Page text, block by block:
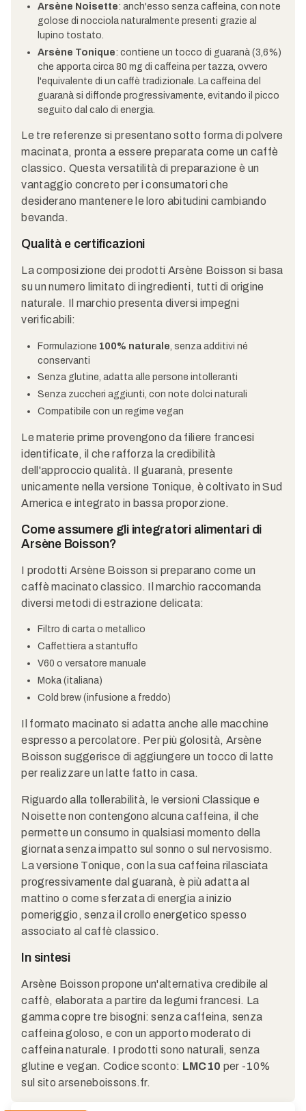
Arsène Noisette: anch'esso senza caffeina, con note
golose di nocciola naturalmente presenti grazie al
lupino tostato.
Arsène Tonique: contiene un tocco di guaranà (3,6%)
che apporta circa 80 mg di caffeina per tazza, ovvero
l'equivalente di un caffè tradizionale. La caffeina del
guaranà si diffonde progressivamente, evitando il picco
seguito dal calo di energia.
Le tre referenze si presentano sotto forma di polvere
macinata, pronta a essere preparata come un caffè
classico. Questa versatilità di preparazione è un
vantaggio concreto per i consumatori che
desiderano mantenere le loro abitudini cambiando
bevanda.
Qualità e certificazioni
La composizione dei prodotti Arsène Boisson si basa
su un numero limitato di ingredienti, tutti di origine
naturale. Il marchio presenta diversi impegni
verificabili:
Formulazione 100% naturale , senza additivi né
conservanti
Senza glutine, adatta alle persone intolleranti
Senza zuccheri aggiunti, con note dolci naturali
Compatibile con un regime vegan
Le materie prime provengono da filiere francesi
identificate, il che rafforza la credibilità
dell'approccio qualità. Il guaranà, presente
unicamente nella versione Tonique, è coltivato in Sud
America e integrato in bassa proporzione.
Come assumere gli integratori alimentari di
Arsène Boisson?
I prodotti Arsène Boisson si preparano come un
caffè macinato classico. Il marchio raccomanda
diversi metodi di estrazione delicata:
Filtro di carta o metallico
Caffettiera a stantuffo
V60 o versatore manuale
Moka (italiana)
Cold brew (infusione a freddo)
Il formato macinato si adatta anche alle macchine
espresso a percolatore. Per più golosità, Arsène
Boisson suggerisce di aggiungere un tocco di latte
per realizzare un latte fatto in casa.
Riguardo alla tollerabilità, le versioni Classique e
Noisette non contengono alcuna caffeina, il che
permette un consumo in qualsiasi momento della
giornata senza impatto sul sonno o sul nervosismo.
La versione Tonique, con la sua caffeina rilasciata
progressivamente dal guaranà, è più adatta al
mattino o come sferzata di energia a inizio
pomeriggio, senza il crollo energetico spesso
associato al caffè classico.
In sintesi
Arsène Boisson propone un'alternativa credibile al
caffè, elaborata a partire da legumi francesi. La
gamma copre tre bisogni: senza caffeina, senza
caffeina goloso, e con un apporto moderato di
caffeina naturale. I prodotti sono naturali, senza
glutine e vegan. Codice sconto: LMC10 per -10%
sul sito arseneboissons.fr.